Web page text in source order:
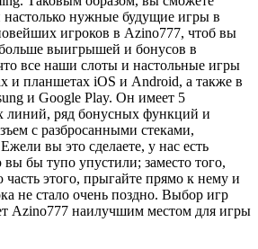
настолько нужные будущие игры в
игроков в Azino777, чтоб вы
выигрышей и бонусов в
все наши слоты и настольные игры
и планшетах iOS и Android, а также в
и Google Play. Он имеет 5
линий, ряд бонусных функций и
с разбросанными стеками,
вы это сделаете, у нас есть
бы тупо упустили; заместо того,
часть этого, прыгайте прямо к нему и
не стало очень поздно. Выбор игр
Azino777 наилучшим местом для игры